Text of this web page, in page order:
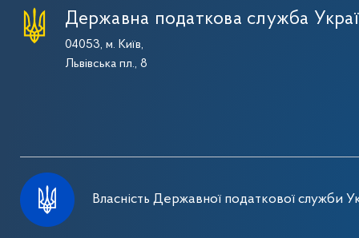
Державна податкова служба
04053, м. Київ,
Львівська пл., 8
Власність Державної податкової служби